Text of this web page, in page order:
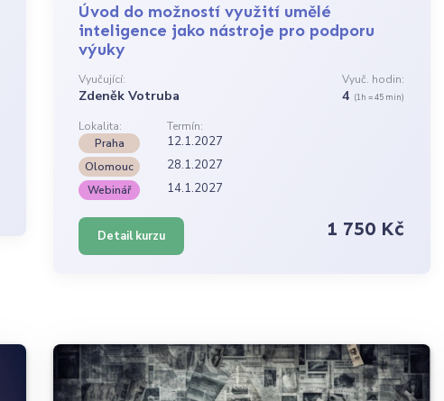
Úvod do možností využití umělé
inteligence jako nástroje pro podporu
výuky
Vyučující:
Zdeněk Votruba
Vyuč. hodin:
4 (1h = 45 min)
Lokalita:
Termín:
Praha
12.1.2027
Olomouc 28.1.2027
Webinář 14.1.2027
Detail kurzu 1 750 Kč